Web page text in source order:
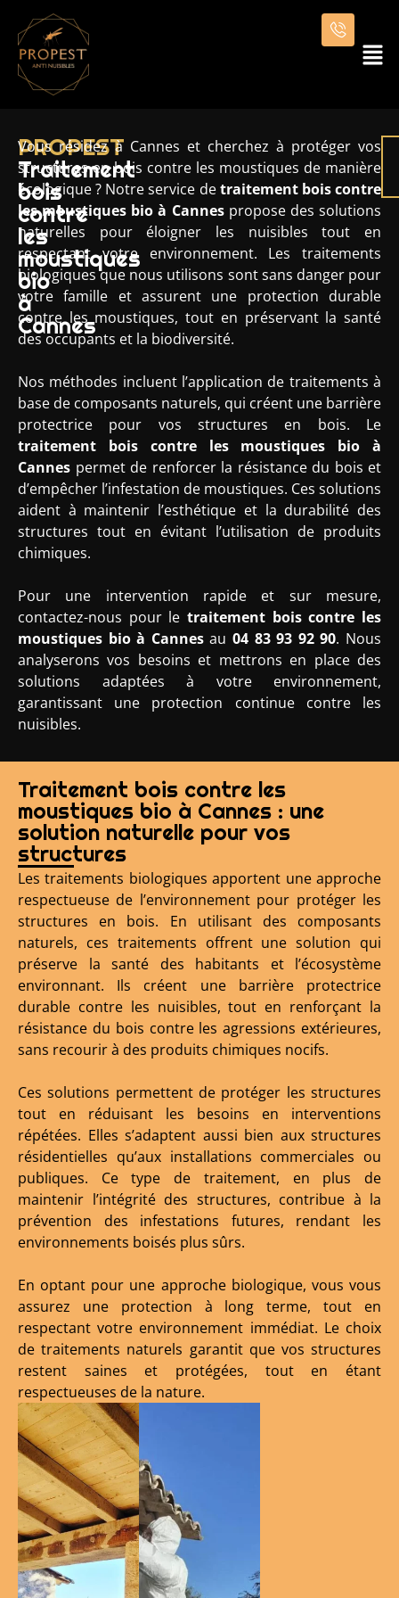
PROPEST
Traitement
bois
contre
les
moustiques
bio
à
Cannes
Vous résidez à Cannes et cherchez à protéger vos
structures en bois contre les moustiques de manière
écologique ? Notre service detraitement bois contre
les moustiques bio à Cannespropose des solutions
naturelles pour éloigner les nuisibles tout en
respectant votre environnement. Les traitements
biologiques que nous utilisons sont sans danger pour
votre famille et assurent une protection durable
contre les moustiques, tout en préservant la santé
des occupants et la biodiversité.
Nos méthodes incluent l’application de traitements à
base de composants naturels, qui créent une barrière
protectrice pour vos structures en bois. Le
traitement bois contre les moustiques bio à
Cannes permet de renforcer la résistance du bois et
d’empêcher l’infestation de moustiques. Ces solutions
aident à maintenir l’esthétique et la durabilité des
structures tout en évitant l’utilisation de produits
chimiques.
Pour une intervention rapide et sur mesure,
contactez-nous pour le traitement bois contre les
moustiques bio à Cannesau04 83 93 92 90. Nous
analyserons vos besoins et mettrons en place des
solutions adaptées à votre environnement,
garantissant une protection continue contre les
nuisibles.
Traitement bois contre les
moustiques bio à Cannes : une
solution naturelle pour vos
structures
Les traitements biologiques apportent une approche
respectueuse de l’environnement pour protéger les
structures en bois. En utilisant des composants
naturels, ces traitements offrent une solution qui
préserve la santé des habitants et l’écosystème
environnant. Ils créent une barrière protectrice
durable contre les nuisibles, tout en renforçant la
résistance du bois contre les agressions extérieures,
sans recourir à des produits chimiques nocifs.
Ces solutions permettent de protéger les structures
tout en réduisant les besoins en interventions
répétées. Elles s’adaptent aussi bien aux structures
résidentielles qu’aux installations commerciales ou
publiques. Ce type de traitement, en plus de
maintenir l’intégrité des structures, contribue à la
prévention des infestations futures, rendant les
environnements boisés plus sûrs.
En optant pour une approche biologique, vous vous
assurez une protection à long terme, tout en
respectant votre environnement immédiat. Le choix
de traitements naturels garantit que vos structures
restent saines et protégées, tout en étant
respectueuses de la nature.